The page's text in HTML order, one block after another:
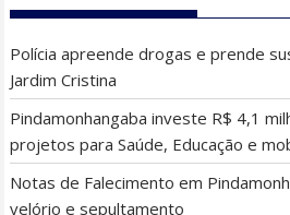
Polícia apreende drogas e prende
Jardim Cristina
Pindamonhangaba investe R$ 4,1
projetos para Saúde, Educação e
Notas de Falecimento em
velório e sepultamento